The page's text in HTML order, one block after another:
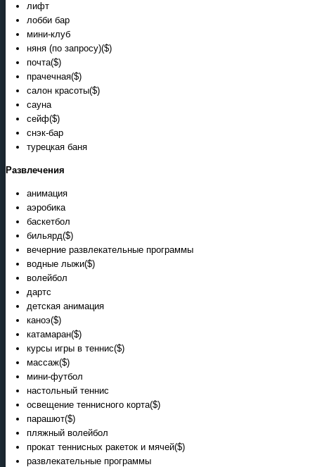
лифт
лобби бар
мини-клуб
няня (по запросу)($)
почта($)
прачечная($)
салон красоты($)
сауна
сейф($)
снэк-бар
турецкая баня
Развлечения
анимация
аэробика
баскетбол
бильярд($)
вечерние развлекательные программы
водные лыжи($)
волейбол
дартс
детская анимация
каноэ($)
катамаран($)
курсы игры в теннис($)
массаж($)
мини-футбол
настольный теннис
освещение теннисного корта($)
парашют($)
пляжный волейбол
прокат теннисных ракеток и мячей($)
развлекательные программы